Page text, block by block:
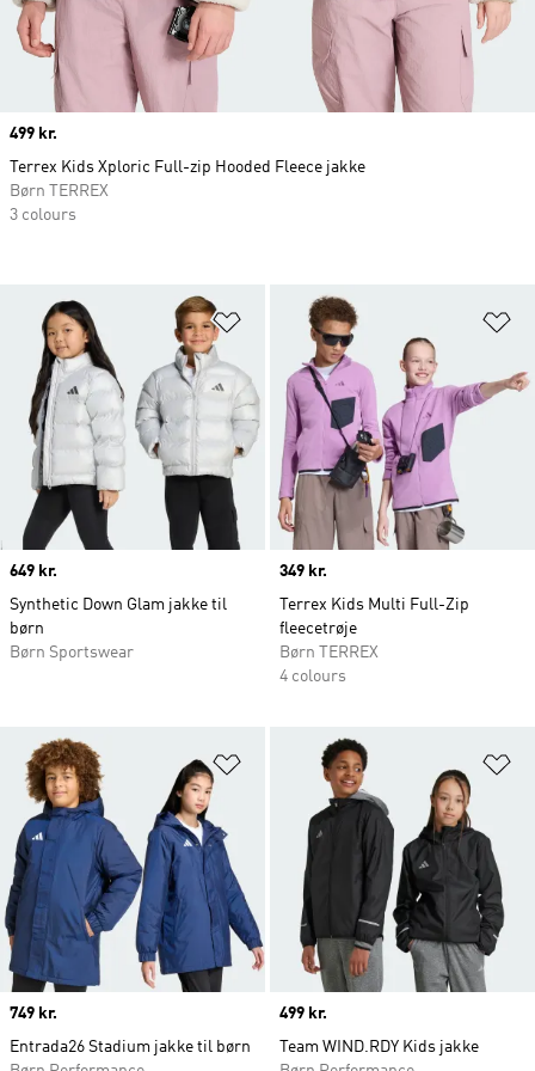
Føj til ønskeliste
Price
649 kr.
Synthetic Down Glam jakke til
børn
Børn Sportswear
Price
349 kr.
Terrex Kids Multi Full-Zip
fleecetrøje
Børn TERREX
4 colours
Føj til ønskeliste
Price
749 kr.
Entrada26 Stadium jakke til børn
Price
499 kr.
Team WIND.RDY Kids jakke
Price
499 kr.
Terrex Kids Xploric Full-zip Hooded Fleece jakke
Børn TERREX
3 colours